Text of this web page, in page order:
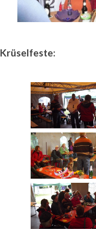
Krüselfeste: